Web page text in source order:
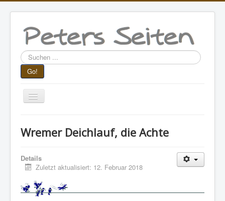
Suchen
...
Go!
Navigation
DL & TuS Wremen
Wremer Deichlauf, die Achte
Wremer Deichlauf, die Achte
Details
Zuletzt aktualisiert: 12. Februar 2018